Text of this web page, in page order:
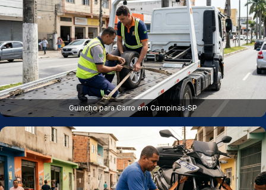
Guincho para Carro em Campinas‑SP